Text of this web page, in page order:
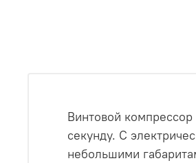
Винтовой
секунду. С
небольшими